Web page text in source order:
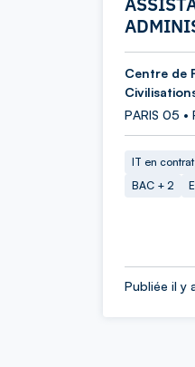
Centre de
PARIS 05 •
IT en
BAC + 2
Publiée il y